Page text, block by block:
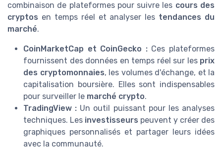
combinaison de plateformes pour suivre les cours des
cryptos en temps réel et analyser les tendances du
marché.
CoinMarketCap et CoinGecko :Ces plateformes
fournissent des données en temps réel sur les prix
des cryptomonnaies, les volumes d'échange, et la
capitalisation boursière. Elles sont indispensables
pour surveiller le marché crypto.
TradingView : Un outil puissant pour les analyses
techniques. Les investisseurs peuvent y créer des
graphiques personnalisés et partager leurs idées
avec la communauté.